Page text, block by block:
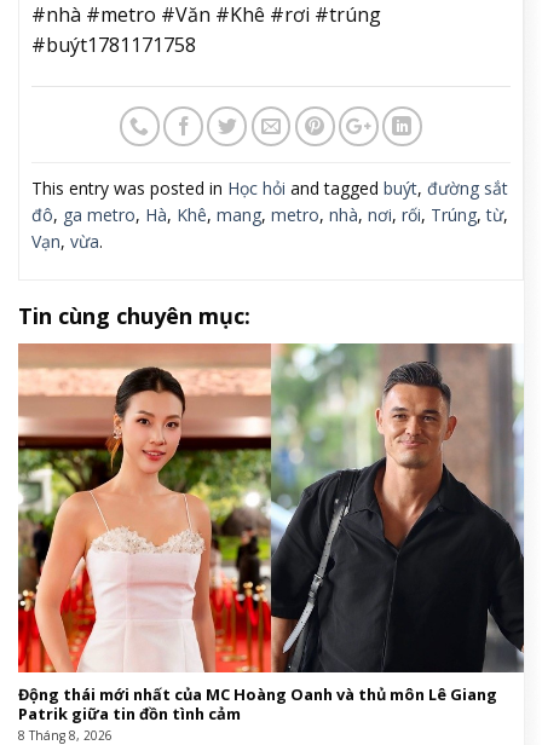
#nhà #metro #Văn #Khê #rơi #trúng
#buýt1781171758
This entry was posted in Học hỏi and tagged buýt, đường sắt
đô, ga metro, Hà, Khê, mang, metro, nhà, nơi, rối, Trúng,từ,
Vạn, vừa.
Tin cùng chuyên mục:
Động thái mới nhất của MC Hoàng Oanh và thủ môn Lê Giang
Patrik giữa tin đồn tình cảm
8 Tháng 8, 2026